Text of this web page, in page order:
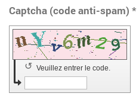
Captcha (code anti-spam) *
Veuillez entrer le code.
↺